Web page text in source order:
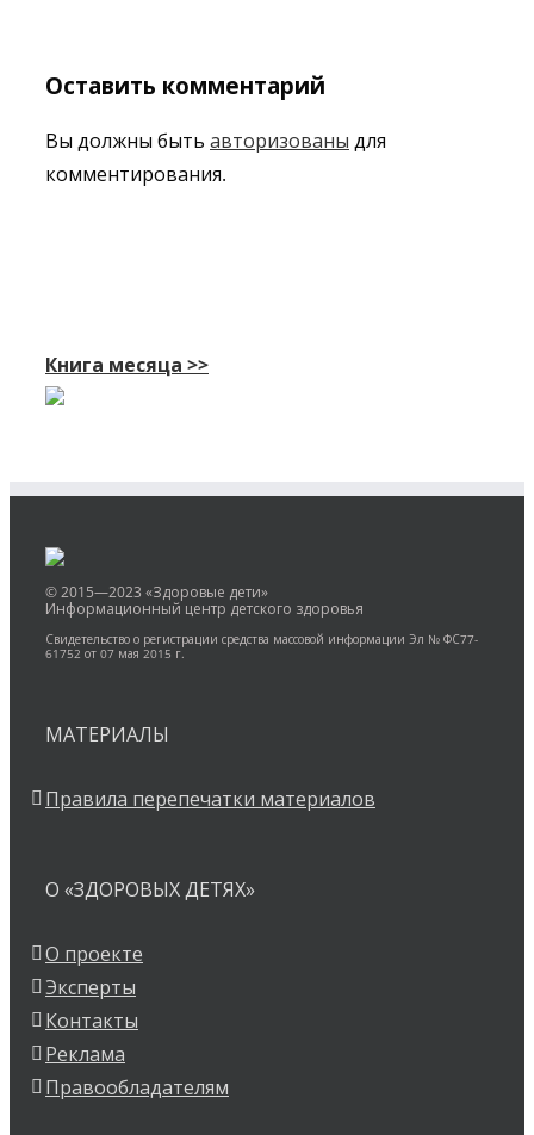
Оставить комментарий
Вы должны быть авторизованы для
комментирования.
Книга месяца >>
© 2015—2023 «Здоровые дети»
Информационный центр детского здоровья
Свидетельство о регистрации средства массовой информации Эл № ФС77-
61752 от 07 мая 2015 г.
МАТЕРИАЛЫ
Правила перепечатки материалов
О «ЗДОРОВЫХ ДЕТЯХ»
О проекте
Эксперты
Контакты
Реклама
Правообладателям